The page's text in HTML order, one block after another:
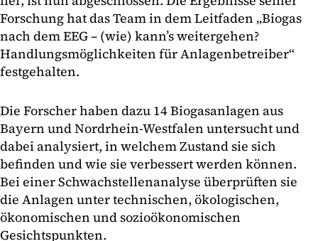
Forschung hat das Team in dem Leitfaden „Biogas
nach dem EEG – (wie) kann’s weitergehen?
Handlungsmöglichkeiten für Anlagenbetreiber“
festgehalten.
Die Forscher haben dazu 14 Biogasanlagen aus
Bayern und Nordrhein-Westfalen untersucht und
dabei analysiert, in welchem Zustand sie sich
befinden und wie sie verbessert werden können.
Bei einer Schwachstellenanalyse überprüften sie
die Anlagen unter technischen, ökologischen,
ökonomischen und sozioökonomischen
Gesichtspunkten.